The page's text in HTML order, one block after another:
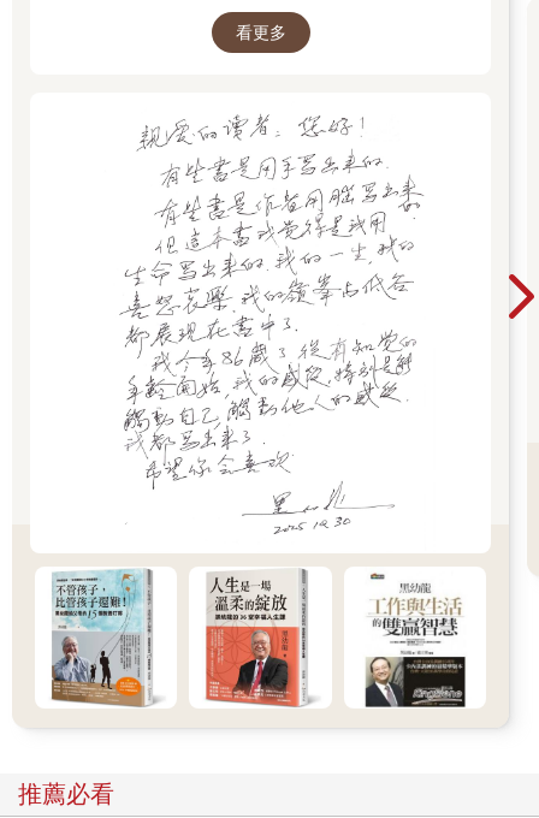
你以為那是你自己的意識所產生的行為，進而來做到他們想要完
成的事。也就是說現下大部份的「附身」並不是真的佔據你的身
的。這也同樣適用在惡魔或鬼要你為他們做事一樣。也因為這個
道理，所以當一個人很清楚地知道自己是誰，並對自己的身體有
覺知時，他被附身的機率就不大。因為他會很清楚地知道此時此
刻的這個身體是為自己量身訂做的，並不適用任何的靈魂。就算
有任何的靈魂有意識想要侵佔，他也會明確地感覺到異物感，而
在當下取回自己的主權。在靈魂底下一個很清楚的觀念，那就是
「當你清楚地知道自己是誰，他人就不能隨意地侵佔」。即便如
此，還是會有不少人來告訴我「他們並不知道自己是誰」。但重
點是，你可以不知道自己是誰，可以成為誰抑或是變成怎樣的
人，但是你一定要知道這個身體是只屬於你的。只有你可以使
用，而不是任由他人隨意支配的。當你有如此強烈的自覺時，那
麼其它的靈魂就沒有辦法隨意宣稱主權並佔有你的身體。
同樣的理論也適用在Schizophrenia（思覺失調症患者，舊稱精神
分裂症），一個可能因為自卑、膽小或是對自己不確定的靈魂在
放棄了自己的聲音之後便容易受到其它外在聲音的取代，進而去
做那個聲音要求他做的事。雖然之前有說過沒有人是迷失的靈魂
（建立在有身體的狀態下），但那並不表示這宇宙裡沒有這樣的
空間。在一個無邊無際的次元裡專門收藏著一些在進化過程裡迷
失自己的靈魂，他們可能暫時忘了自己是誰，也不知道為什麼存
在，或是在修行中成了一種人不人、魔不魔的存在。在這個充滿
著不同次元存在的空間振動，很接近Schizophrenia（思覺失調症
患者）的振動，也因此成了他們最常連線的頻道。我們認知的線
型次元在靈魂底下是不存在的，它如同時間一樣是重疊的。這個
的振動頻率不一樣所以感受不到彼此的存在，就如同過去、現
在、未來是同時存在的意思是一樣的（關於這點我們以後再來詳
寫出來。但這本書我覺得是我用生命寫出來。我
始，我的感受，特別是能觸動自己、觸動他人的
感受，我都寫出來了！希望你會喜歡。 黑幼龍
看更多
推薦必看